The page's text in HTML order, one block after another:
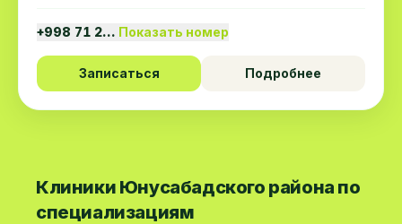
+998 71 2… Показать номер
Записаться Подробнее
Клиники Юнусабадского района по
специализациям